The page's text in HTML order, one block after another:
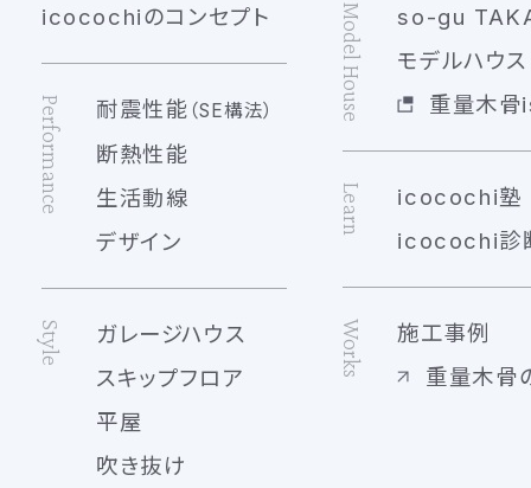
icocochiのコンセプト
Performance 耐震性能 （SE構法）
断熱性能
生活動線
デザイン
Style
ガレージハウス
スキップフロア
平屋
吹き抜け
Model House
so-gu
モデルハウ
重量木
Learn
icocochi塾
icocochi診
Works
施工事例
重量木骨